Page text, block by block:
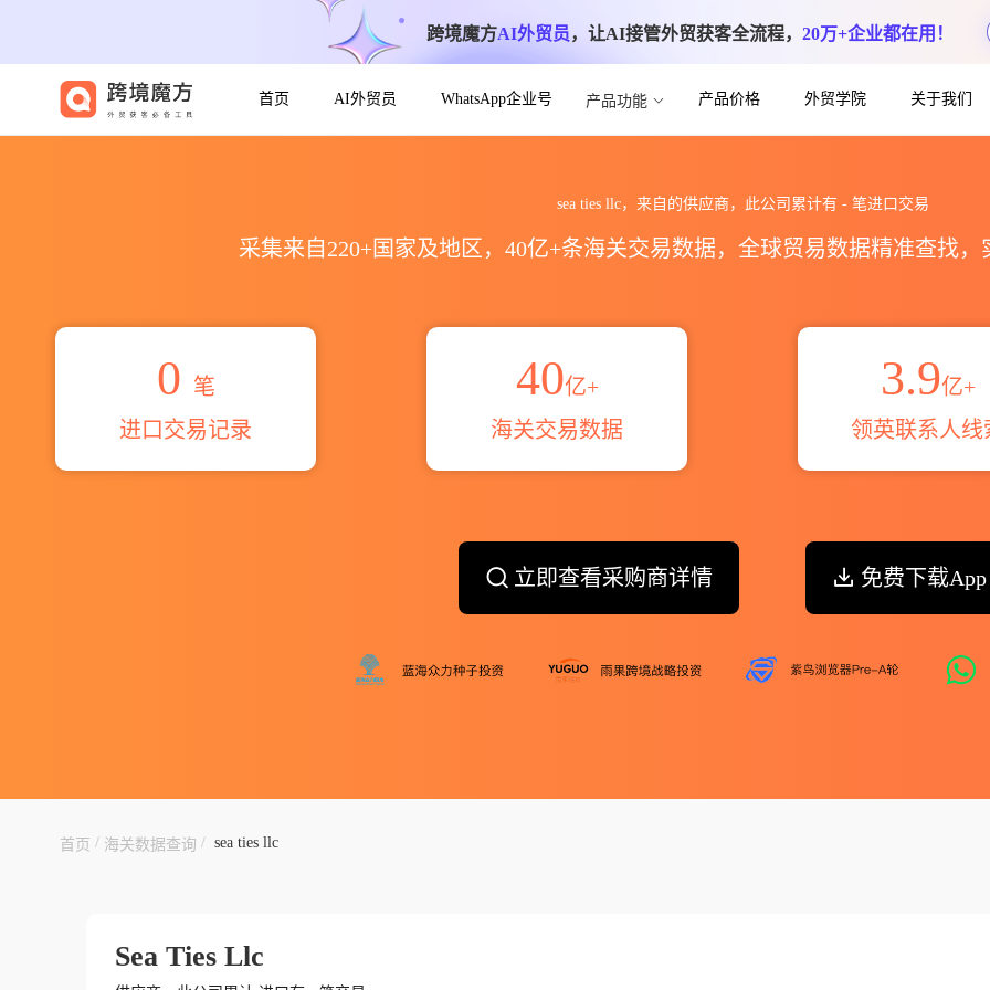
跨境魔方AI外贸员，让AI接管外贸获客全流程， 20万+企业都在用！
首页 AI外贸员 WhatsApp企业号 产品功能 产品价格 外贸学院 关于我们
sea ties llc，来自的供应商，此公司累计有 -笔进口交易
采集来自220+国家及地区，40亿+条海关交易数据，全球贸易数据精准查找
0 笔
进口交易记录
40亿+
海关交易数据
3.9亿+
领英联系人线
立即查看采购商详情 免费下载App
首页 / 海关数据查询 / sea ties llc
Sea Ties Llc